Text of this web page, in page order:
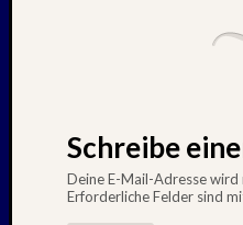
Schreibe
Deine E-Mail-Adresse
Erforderliche Felder sind